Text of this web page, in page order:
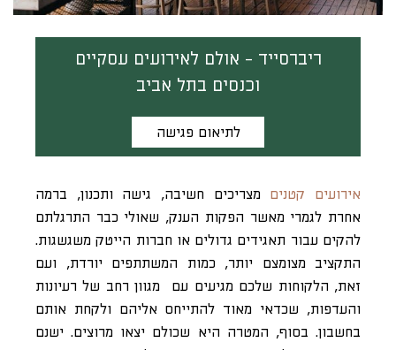
ריברסייד - אולם לאירועים עסקיים
וכנסים בתל אביב
לתיאום פגישה
אירועים קטנים מצריכים חשיבה, גישה ותכנון, ברמה
אחרת לגמרי מאשר הפקות הענק, שאולי כבר התרגלתם
להקים עבור תאגידים גדולים או חברות הייטק משגשגות.
התקציב מצומצם יותר, כמות המשתתפים יורדת, ועם
זאת, הלקוחות שלכם מגיעים עם מגוון רחב של רעיונות
והעדפות, שכדאי מאוד להתייחס אליהם ולקחת אותם
בחשבון. בסוף, המטרה היא שכולם יצאו מרוצים. ישנם